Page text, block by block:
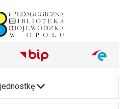
i inne